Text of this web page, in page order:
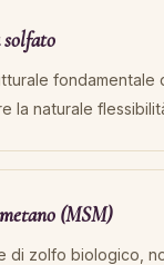
fondamentale
la naturale
(MSM)
di zolfo biologico,